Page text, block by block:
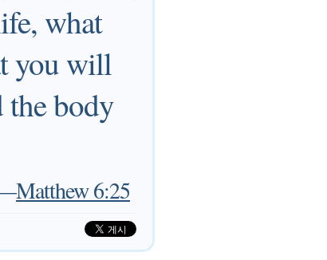
what
you will
the body
Matthew 6:25